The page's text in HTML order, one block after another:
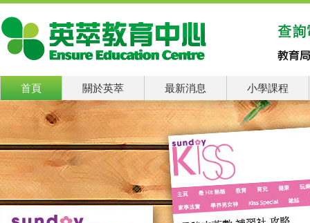
首頁 關於英萃 最新消息 小學課程